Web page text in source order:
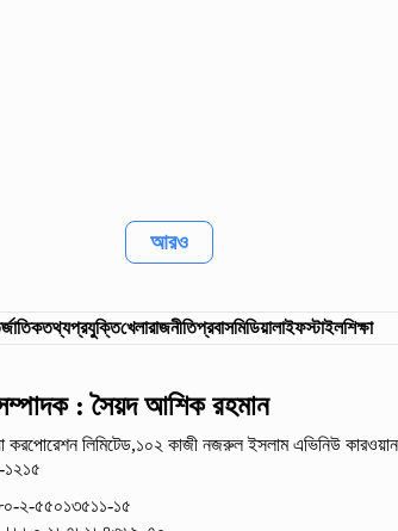
আরও
তথ্যপ্রযুক্তিখেলারাজনীতিপ্রবাসমিডিয়ালাইফস্টাইলশিক্ষা
: সৈয়দ আশিক রহমান
করপোরেশন লিমিটেড,১০২ কাজী নজরুল ইসলামএভিনিউ কারওয়ান
১২১৫
২-৫৫০১৩৫১১-১৫